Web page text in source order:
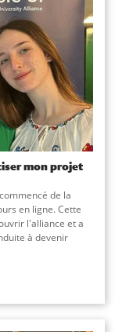
mon projet
de la
en ligne. Cette
l'alliance et a
à devenir